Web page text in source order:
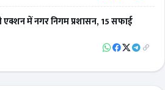
एक्शन में नगर निगम प्रशासन, 15 सफाई